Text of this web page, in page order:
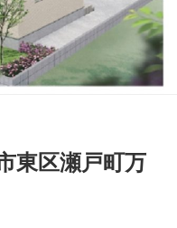
東区瀬戸町万